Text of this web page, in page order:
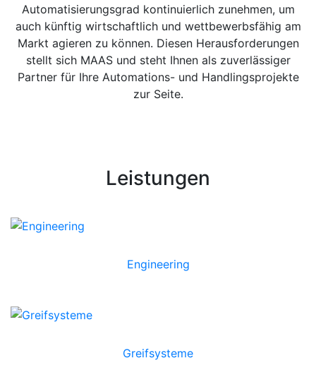
Automatisierungsgrad kontinuierlich zunehmen, um
auch künftig wirtschaftlich und wettbewerbsfähig am
Markt agieren zu können. Diesen Herausforderungen
stellt sich MAAS und steht Ihnen als zuverlässiger
Partner für Ihre Automations- und Handlingsprojekte
zur Seite.
Leistungen
Engineering
Greifsysteme